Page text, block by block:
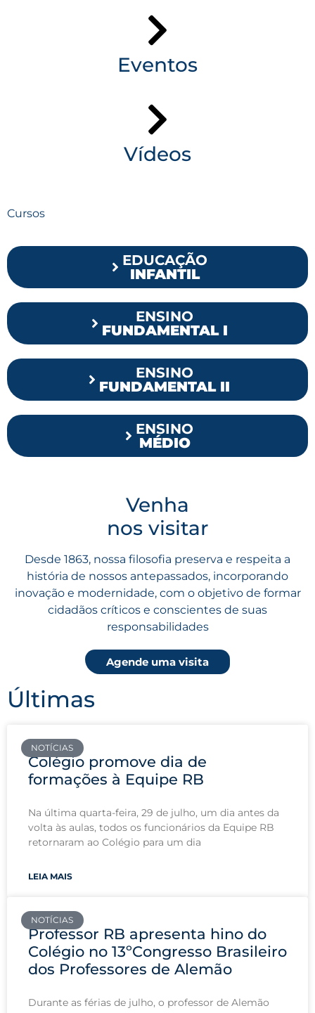
Eventos
Vídeos
Cursos
EDUCAÇÃO
INFANTIL
ENSINO
FUNDAMENTAL I
ENSINO
FUNDAMENTAL II
ENSINO
MÉDIO
Venha
nos visitar
Desde 1863, nossa filosofia preserva e respeita a
história de nossos antepassados, incorporando
inovação e modernidade, com o objetivo de formar
cidadãos críticos e conscientes de suas
responsabilidades
Agende uma visita
Últimas
NOTÍCIAS
Colégio promove dia de
formações à Equipe RB
Na última quarta-feira, 29 de julho, um dia antes da
volta às aulas, todos os funcionários da Equipe RB
retornaram ao Colégio para um dia
LEIA MAIS
NOTÍCIAS
Professor RB apresenta hino do
Colégio no 13ºCongresso Brasileiro
dos Professores de Alemão
Durante as férias de julho, o professor de Alemão